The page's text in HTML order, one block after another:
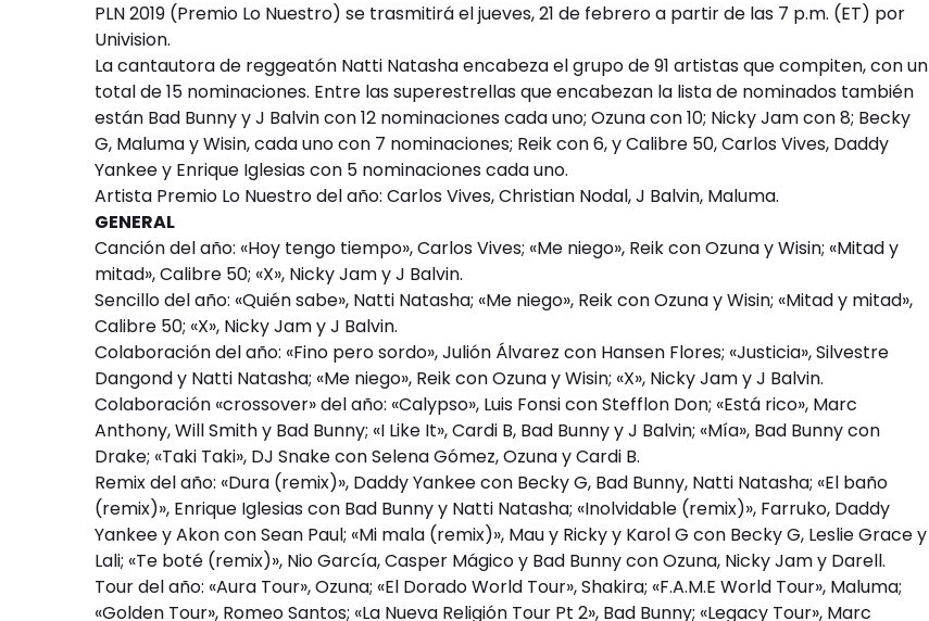
PLN 2019 (Premio Lo Nuestro) se trasmitirá el jueves, 21 de febrero a partir de las 7 p.m. (ET) por
Univision.
La cantautora de reggeatón Natti Natasha encabeza el grupo de 91 artistas que compiten, con un
total de 15 nominaciones. Entre las superestrellas que encabezan la lista de nominados también
están Bad Bunny y J Balvin con 12 nominaciones cada uno; Ozuna con 10; Nicky Jam con 8; Becky
G, Maluma y Wisin, cada uno con 7 nominaciones; Reik con 6, y Calibre 50, Carlos Vives, Daddy
Yankee y Enrique Iglesias con 5 nominaciones cada uno.
Artista Premio Lo Nuestro del año: Carlos Vives, Christian Nodal, J Balvin, Maluma.
GENERAL
Canción del año: «Hoy tengo tiempo», Carlos Vives; «Me niego», Reik con Ozuna y Wisin; «Mitad y
mitad», Calibre 50; «X», Nicky Jam y J Balvin.
Sencillo del año: «Quién sabe», Natti Natasha; «Me niego», Reik con Ozuna y Wisin; «Mitad y mitad»,
Calibre 50; «X», Nicky Jam y J Balvin.
Colaboración del año: «Fino pero sordo», Julión Álvarez con Hansen Flores; «Justicia», Silvestre
Dangond y Natti Natasha; «Me niego», Reik con Ozuna y Wisin; «X», Nicky Jam y J Balvin.
Colaboración «crossover» del año: «Calypso», Luis Fonsi con Stefflon Don; «Está rico», Marc
Anthony, Will Smith y Bad Bunny; «I Like It», Cardi B, Bad Bunny y J Balvin; «Mía», Bad Bunny con
Drake; «Taki Taki», DJ Snake con Selena Gómez, Ozuna y Cardi B.
Remix del año: «Dura (remix)», Daddy Yankee con Becky G, Bad Bunny, Natti Natasha; «El baño
(remix)», Enrique Iglesias con Bad Bunny y Natti Natasha; «Inolvidable (remix)», Farruko, Daddy
Yankee y Akon con Sean Paul; «Mi mala (remix)», Mau y Ricky y Karol G con Becky G, Leslie Grace y
Lali; «Te boté (remix)», Nio García, Casper Mágico y Bad Bunny con Ozuna, Nicky Jam y Darell.
Tour del año: «Aura Tour», Ozuna; «El Dorado World Tour», Shakira; «F.A.M.E World Tour», Maluma;
«Golden Tour», Romeo Santos; «La Nueva Religión Tour Pt 2», Bad Bunny; «Legacy Tour», Marc